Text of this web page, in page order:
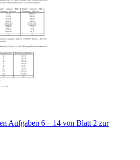
Aufgaben 6 – 14 von Blatt 2 zur